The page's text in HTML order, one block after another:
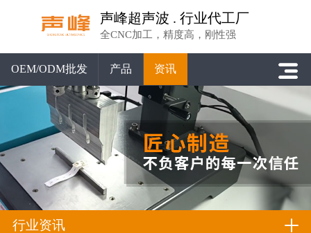
声峰超声波 . 行业代工厂
全CNC加工，精度高，刚性强
OEM/ODM批发 产品 资讯
行业资讯